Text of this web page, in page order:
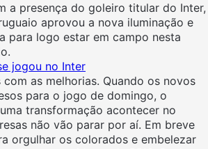
a presença do goleiro titular do Inter,
aprovou a nova iluminação e
para logo estar em campo nesta
jogou no Inter
com as melhorias. Quando os novos
para o jogo de domingo, o
transformação acontecer no
não vão parar por aí. Em breve
orgulhar os colorados e embelezar